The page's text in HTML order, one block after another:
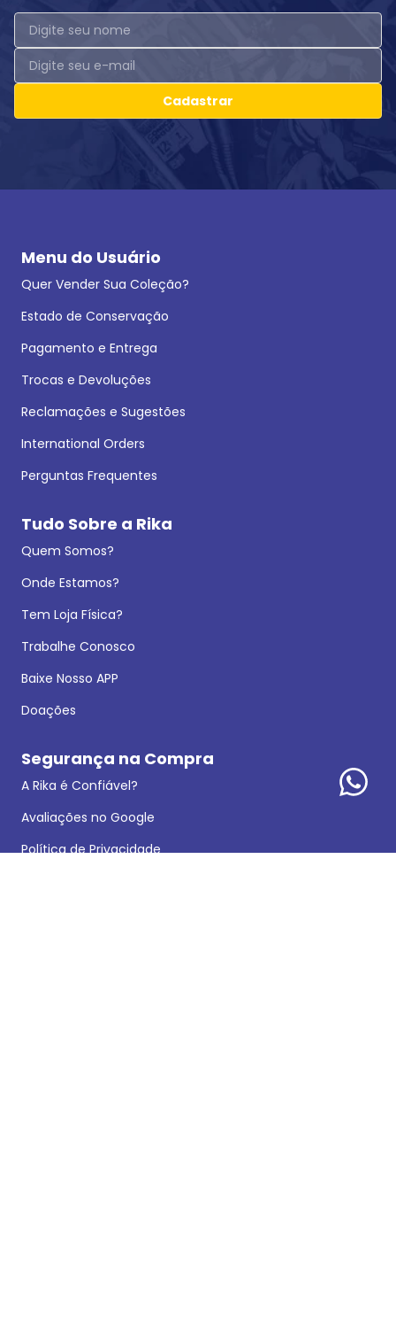
Cadastrar
Menu do Usuário
Quer Vender Sua Coleção?
Estado de Conservação
Pagamento e Entrega
Trocas e Devoluções
Reclamações e Sugestões
International Orders
Perguntas Frequentes
Tudo Sobre a Rika
Quem Somos?
Onde Estamos?
Tem Loja Física?
Trabalhe Conosco
Baixe Nosso APP
Doações
Segurança na Compra
A Rika é Confiável?
Avaliações no Google
Política de Privacidade